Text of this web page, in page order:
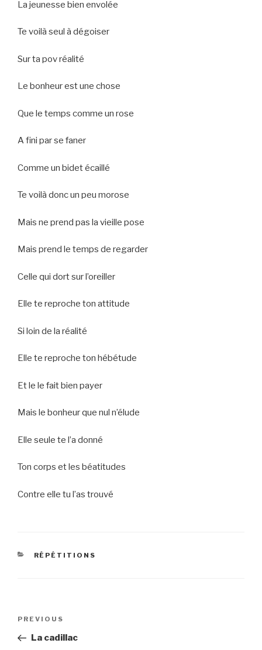
La jeunesse bien envolée
Te voilà seul à dégoiser
Sur ta pov réalité
Le bonheur est une chose
Que le temps comme un rose
A fini par se faner
Comme un bidet écaillé
Te voilà donc un peu morose
Mais ne prend pas la vieille pose
Mais prend le temps de regarder
Celle qui dort sur l’oreiller
Elle te reproche ton attitude
Si loin de la réalité
Elle te reproche ton hébétude
Et le le fait bien payer
Mais le bonheur que nul n’élude
Elle seule te l’a donné
Ton corps et les béatitudes
Contre elle tu l’as trouvé
CATEGORIES
RÉPÉTITIONS
Previous
Post
PREVIOUS
La cadillac